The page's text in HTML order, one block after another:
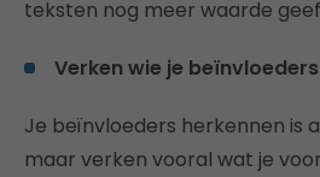
teksten nog meer waarde
Verken wie je
Je beïnvloeders herkennen is
maar verken vooral wat je